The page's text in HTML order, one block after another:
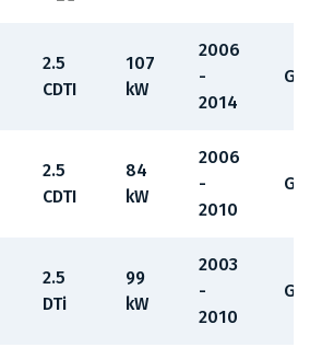
2.5
CDTI
107
kW
2006
-
2014
2.5
CDTI
84
kW
2006
-
2010
2.5
DTi
99
kW
2003
-
2010